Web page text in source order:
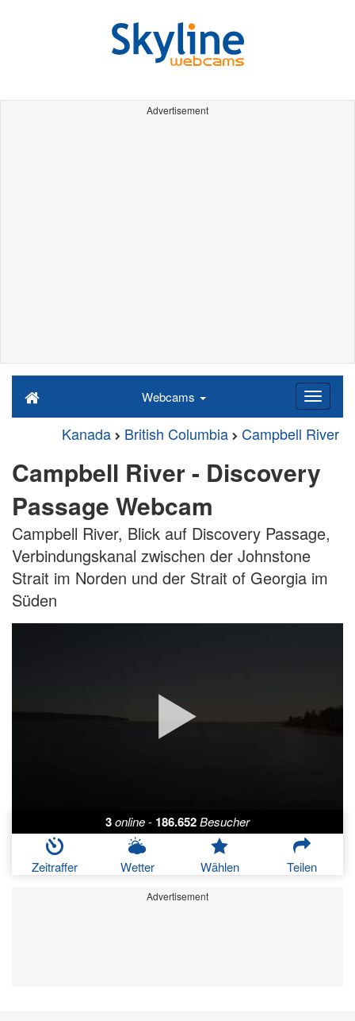
Advertisement
Webcams
Kanada British Columbia Campbell River
Campbell River - Discovery
Passage Webcam
Campbell River, Blick auf Discovery Passage,
Verbindungskanal zwischen der Johnstone
Strait im Norden und der Strait of Georgia im
Süden
3online- 186.652Besucher
Zeitraffer Wetter Wählen Teilen
Advertisement